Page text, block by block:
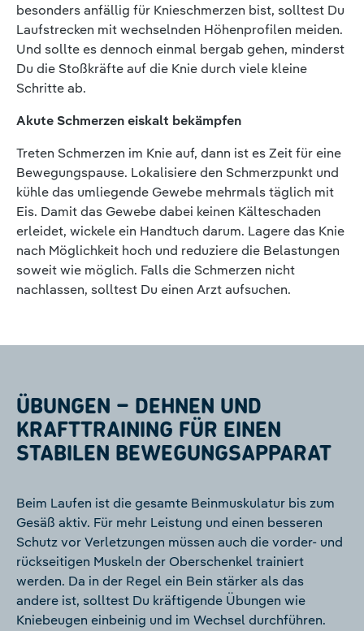
besonders anfällig für Knieschmerzen bist, solltest Du
Laufstrecken mit wechselnden Höhenprofilen meiden.
Und sollte es dennoch einmal bergab gehen, minderst
Du die Stoßkräfte auf die Knie durch viele kleine
Schritte ab.
Akute Schmerzen eiskalt bekämpfen
Treten Schmerzen im Knie auf, dann ist es Zeit für eine
Bewegungspause. Lokalisiere den Schmerzpunkt und
kühle das umliegende Gewebe mehrmals täglich mit
Eis. Damit das Gewebe dabei keinen Kälteschaden
erleidet, wickele ein Handtuch darum. Lagere das Knie
nach Möglichkeit hoch und reduziere die Belastungen
soweit wie möglich. Falls die Schmerzen nicht
nachlassen, solltest Du einen Arzt aufsuchen.
ÜBUNGEN – DEHNEN UND
KRAFTTRAINING FÜR EINEN
STABILEN BEWEGUNGSAPPARAT
Beim Laufen ist die gesamte Beinmuskulatur bis zum
Gesäß aktiv. Für mehr Leistung und einen besseren
Schutz vor Verletzungen müssen auch die vorder- und
rückseitigen Muskeln der Oberschenkel trainiert
werden. Da in der Regel ein Bein stärker als das
andere ist, solltest Du kräftigende Übungen wie
Kniebeugen einbeinig und im Wechsel durchführen.